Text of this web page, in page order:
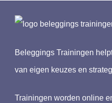
Beleggings Trainingen
van eigen keuzes en
Trainingen worden online